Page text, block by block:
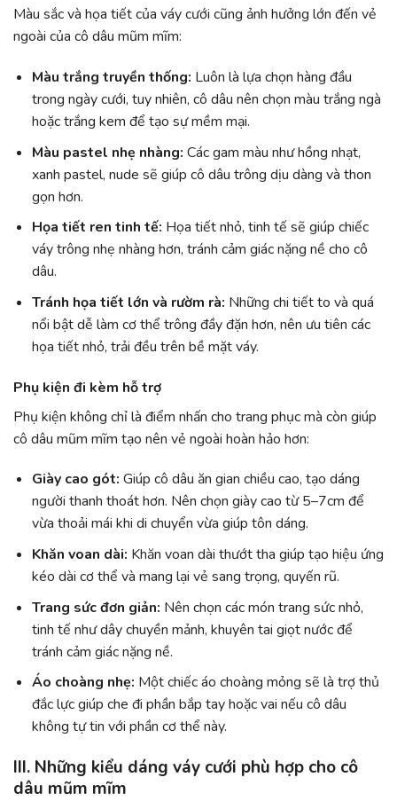
Màu sắc và họa tiết của váy cưới cũng ảnh hưởng lớn đến vẻ
ngoài của cô dâu mũm mĩm:
Màu trắng truyền thống: Luôn là lựa chọn hàng đầu
trong ngày cưới, tuy nhiên, cô dâu nên chọn màu trắng ngà
hoặc trắng kem để tạo sự mềm mại.
Màu pastel nhẹ nhàng: Các gam màu như hồng nhạt,
xanh pastel, nude sẽ giúp cô dâu trông dịu dàng và thon
gọn hơn.
Họa tiết ren tinh tế: Họa tiết nhỏ, tinh tế sẽ giúp chiếc
váy trông nhẹ nhàng hơn, tránh cảm giác nặng nề cho cô
dâu.
Tránh họa tiết lớn và rườm rà: Những chi tiết to và quá
nổi bật dễ làm cơ thể trông đầy đặn hơn, nên ưu tiên các
họa tiết nhỏ, trải đều trên bề mặt váy.
Phụ kiện đi kèm hỗ trợ
Phụ kiện không chỉ là điểm nhấn cho trang phục mà còn giúp
cô dâu mũm mĩm tạo nên vẻ ngoài hoàn hảo hơn:
Giày cao gót: Giúp cô dâu ăn gian chiều cao, tạo dáng
người thanh thoát hơn. Nên chọn giày cao từ 5–7cm để
vừa thoải mái khi di chuyển vừa giúp tôn dáng.
Khăn voan dài: Khăn voan dài thướt tha giúp tạo hiệu ứng
kéo dài cơ thể và mang lại vẻ sang trọng, quyến rũ.
Trang sức đơn giản: Nên chọn các món trang sức nhỏ,
tinh tế như dây chuyền mảnh, khuyên tai giọt nước để
tránh cảm giác nặng nề.
Áo choàng nhẹ: Một chiếc áo choàng mỏng sẽ là trợ thủ
đắc lực giúp che đi phần bắp tay hoặc vai nếu cô dâu
không tự tin với phần cơ thể này.
III. Những kiểu dáng váy cưới phù hợp cho cô
dâu mũm mĩm